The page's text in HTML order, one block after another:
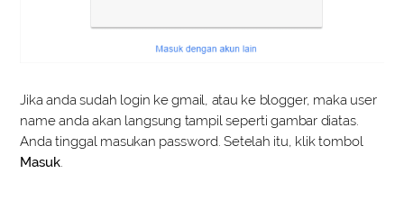
Jika anda sudah login ke gmail, atau ke blogger, maka user
name anda akan langsung tampil seperti gambar diatas.
Anda tinggal masukan password. Setelah itu, klik tombol
Masuk.